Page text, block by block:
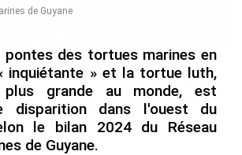
Etinof
Sainte-
Avec VEENI, le Guadeloupéen
Yanis Foy entend participer
au développement
touristique des Outre-mer
le 06/08/2026
de Guyane
pontes des tortues marines en
inquiétante » et la tortue luth,
grande au monde, est
disparition dans l'ouest du
le bilan 2024 du Réseau
de Guyane.